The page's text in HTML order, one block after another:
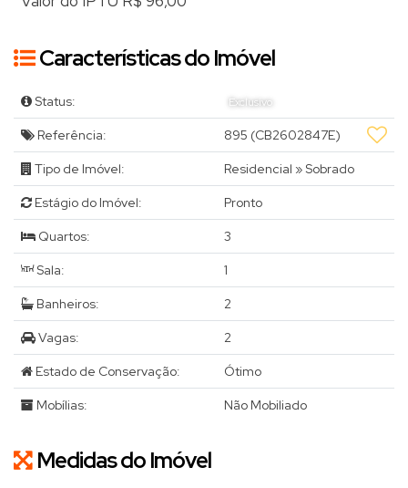
Características do Imóvel
Status: Exclusivo
Referência: 895 (CB2602847E)
Tipo de Imóvel: Residencial »Sobrado
Estágio do Imóvel: Pronto
Quartos: 3
Sala: 1
Banheiros: 2
Vagas: 2
Estado de Conservação: Ótimo
Mobílias: Não Mobiliado
Medidas do Imóvel